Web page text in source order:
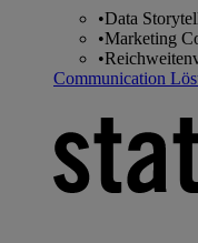
•Data
•Marketing
•
Communication